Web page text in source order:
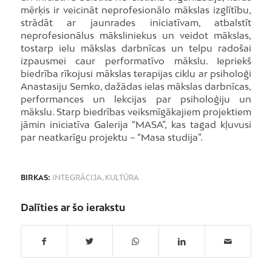
mērķis ir veicināt neprofesionālo mākslas izglītību,
strādāt ar jaunrades iniciatīvam, atbalstīt
neprofesionālus māksliniekus un veidot mākslas,
tostarp ielu mākslas darbnīcas un telpu radošai
izpausmei caur performatīvo mākslu. Iepriekš
biedrība rīkojusi mākslas terapijas ciklu ar psiholoģi
Anastasiju Semko, dažādas ielas mākslas darbnīcas,
performances un lekcijas par psiholoģiju un
mākslu. Starp biedrības veiksmīgākajiem projektiem
jāmin iniciatīva Galerija “MASA”, kas tagad kļuvusi
par neatkarīgu projektu – “Masa studija”.
BIRKAS: INTEGRĀCIJA, KULTŪRA
Dalīties ar šo ierakstu